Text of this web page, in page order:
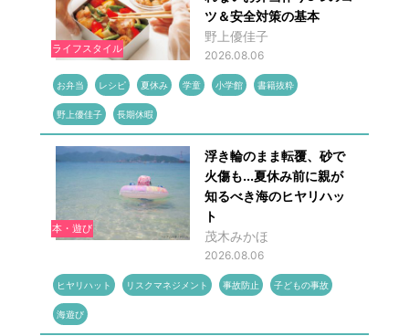
ライフスタイル
ツ＆安全対策の基本
野上優佳子
2026.08.06
お弁当 レシピ 夏休み 学童 小学館 書籍抜粋
野上優佳子 長期休暇
本・遊び
浮き輪のまま転覆、砂で
火傷も...夏休み前に親が
知るべき海のヒヤリハッ
ト
茂木みかほ
2026.08.06
ヒヤリハット リスクマネジメント 事故防止 子どもの事故
海遊び